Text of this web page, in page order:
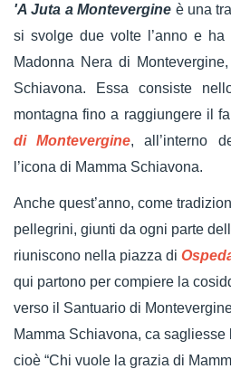
'A Juta a Montevergine è una
si svolge due volte l’anno e ha
Madonna Nera di
Schiavona. Essa consiste
montagna fino a raggiungere il
di Montevergine, all’interno
l’icona di Mamma Schiavona.
Anche quest’anno, come
pellegrini, giunti da ogni parte
riuniscono nella piazza di
qui partono per compiere la
verso il Santuario di
Mamma Schiavona, ca sagliesse
cioè “Chi vuole la grazia di